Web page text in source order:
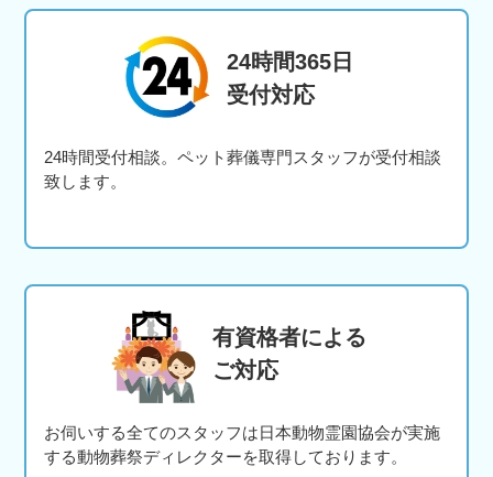
24時間365日
受付対応
24時間受付相談。ペット葬儀専門スタッフが受付相談
致します。
有資格者による
ご対応
お伺いする全てのスタッフは日本動物霊園協会が実施
する動物葬祭ディレクターを取得しております。